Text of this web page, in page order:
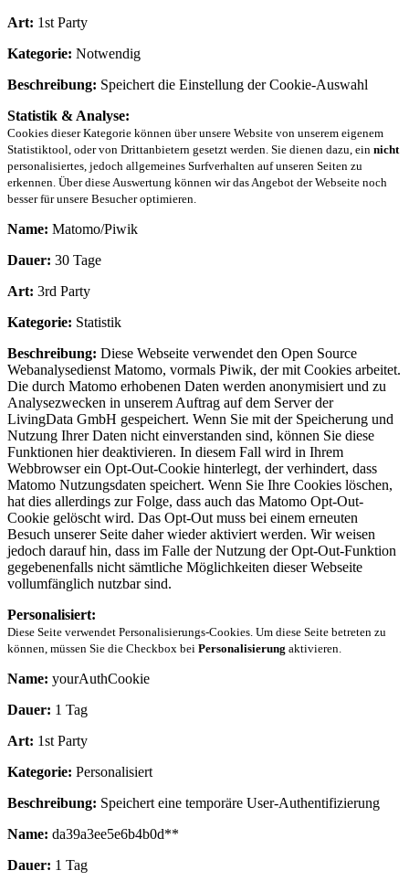
Art: 1st Party
Kategorie: Notwendig
Beschreibung: Speichert die Einstellung der Cookie-Auswahl
Statistik & Analyse:
Cookies dieser Kategorie können über unsere Website von unserem eigenem
Statistiktool, oder von Drittanbietern gesetzt werden. Sie dienen dazu, ein nicht
personalisiertes, jedoch allgemeines Surfverhalten auf unseren Seiten zu
erkennen. Über diese Auswertung können wir das Angebot der Webseite noch
besser für unsere Besucher optimieren.
Name: Matomo/Piwik
Dauer: 30 Tage
Art: 3rd Party
Kategorie: Statistik
Beschreibung: Diese Webseite verwendet den Open Source
Webanalysedienst Matomo, vormals Piwik, der mit Cookies arbeitet.
Die durch Matomo erhobenen Daten werden anonymisiert und zu
Analysezwecken in unserem Auftrag auf dem Server der
LivingData GmbH gespeichert. Wenn Sie mit der Speicherung und
Nutzung Ihrer Daten nicht einverstanden sind, können Sie diese
Funktionen hier deaktivieren. In diesem Fall wird in Ihrem
Webbrowser ein Opt-Out-Cookie hinterlegt, der verhindert, dass
Matomo Nutzungsdaten speichert. Wenn Sie Ihre Cookies löschen,
hat dies allerdings zur Folge, dass auch das Matomo Opt-Out-
Cookie gelöscht wird. Das Opt-Out muss bei einem erneuten
Besuch unserer Seite daher wieder aktiviert werden. Wir weisen
jedoch darauf hin, dass im Falle der Nutzung der Opt-Out-Funktion
gegebenenfalls nicht sämtliche Möglichkeiten dieser Webseite
vollumfänglich nutzbar sind.
Personalisiert:
Diese Seite verwendet Personalisierungs-Cookies. Um diese Seite betreten zu
können, müssen Sie die Checkbox bei Personalisierung aktivieren.
Name: yourAuthCookie
Dauer: 1 Tag
Art: 1st Party
Kategorie: Personalisiert
Beschreibung: Speichert eine temporäre User-Authentifizierung
Name: da39a3ee5e6b4b0d**
Dauer: 1 Tag